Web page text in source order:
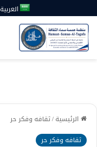
العربية
الرئيسية/ثقافه وفكر حر
ثقافه وفكر حر